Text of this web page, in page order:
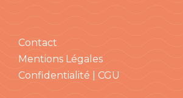
Contact
Mentions Légales
Confidentialité | CGU